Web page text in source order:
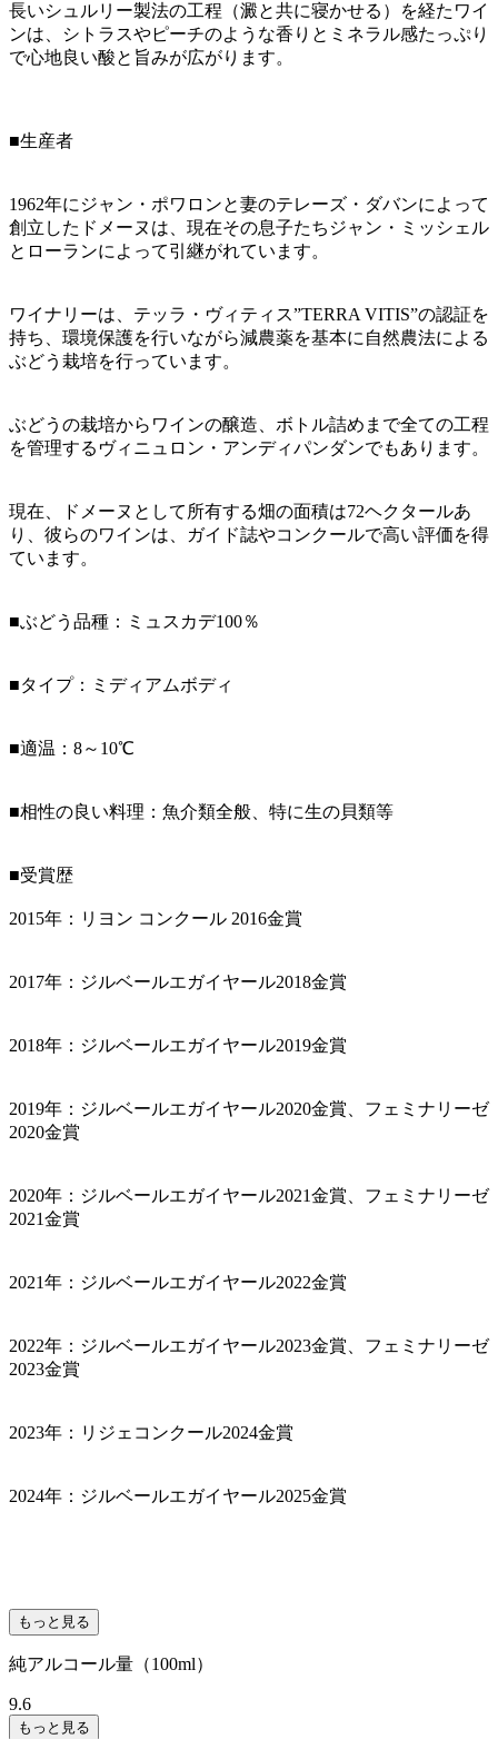
長いシュルリー製法の工程（澱と共に寝かせる）を経たワイ
ンは、シトラスやピーチのような香りとミネラル感たっぷり
で心地良い酸と旨みが広がります。
■生産者
1962年にジャン・ポワロンと妻のテレーズ・ダバンによって
創立したドメーヌは、現在その息子たちジャン・ミッシェル
とローランによって引継がれています。
ワイナリーは、テッラ・ヴィティス”TERRA VITIS”の認証を
持ち、環境保護を行いながら減農薬を基本に自然農法による
ぶどう栽培を行っています。
ぶどうの栽培からワインの醸造、ボトル詰めまで全ての工程
を管理するヴィニュロン・アンディパンダンでもあります。
現在、ドメーヌとして所有する畑の面積は72ヘクタールあ
り、彼らのワインは、ガイド誌やコンクールで高い評価を得
ています。
■ぶどう品種：ミュスカデ100％
■タイプ：ミディアムボディ
■適温：8～10℃
■相性の良い料理：魚介類全般、特に生の貝類等
■受賞歴
2015年：リヨン コンクール 2016金賞
2017年：ジルベールエガイヤール2018金賞
2018年：ジルベールエガイヤール2019金賞
2019年：ジルベールエガイヤール2020金賞、フェミナリーゼ
2020金賞
2020年：ジルベールエガイヤール2021金賞、フェミナリーゼ
2021金賞
2021年：ジルベールエガイヤール2022金賞
2022年：ジルベールエガイヤール2023金賞、フェミナリーゼ
2023金賞
2023年：リジェコンクール2024金賞
2024年：ジルベールエガイヤール2025金賞
もっと見る
純アルコール量（100ml）
9.6
もっと見る